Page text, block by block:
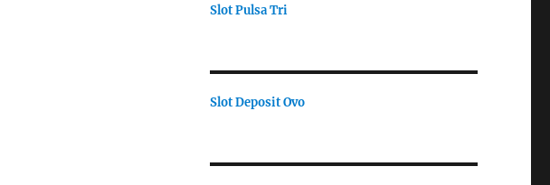
Slot Pulsa Tri
Slot Deposit Ovo